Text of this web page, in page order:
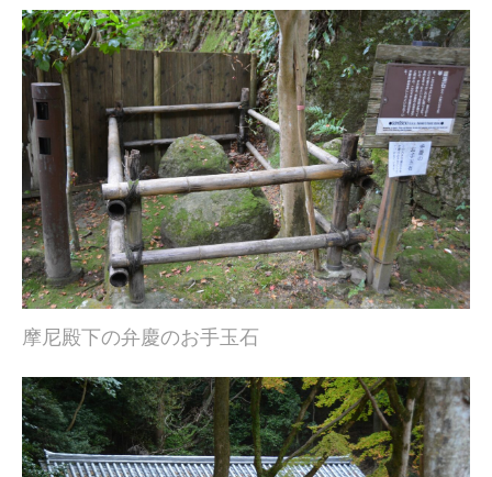
摩尼殿下の弁慶のお手玉石